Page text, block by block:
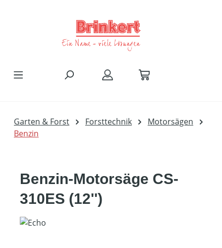
Garten & Forst Forsttechnik
Motorsägen
Benzin
Benzin-Motorsäge CS-
310ES (12'')